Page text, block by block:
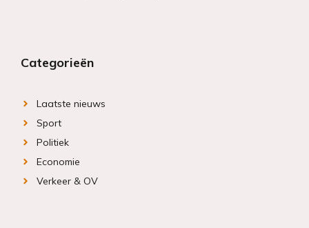
Categorieën
Laatste nieuws
Sport
Politiek
Economie
Verkeer & OV